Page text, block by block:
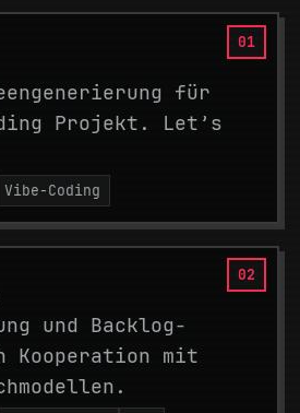
für
Projekt. Let’s
Vibe-Coding
und Backlog-
Kooperation mit